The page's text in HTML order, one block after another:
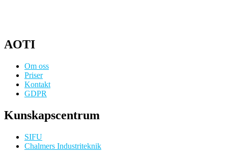
AOTI
Om oss
Priser
Kontakt
GDPR
Kunskapscentrum
SIFU
Chalmers Industriteknik